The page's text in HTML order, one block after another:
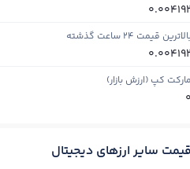
0.004192
قیمت ۲۴ ساعت گذشته
0.004192
مارکت کپ (ارزش بازار)
0
قیمت سایر ارزهای دیجیتال